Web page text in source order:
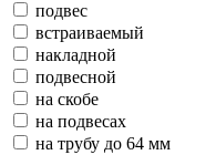
подвес
встраиваемый
накладной
подвесной
на скобе
на подвесах
на трубу до 64 мм